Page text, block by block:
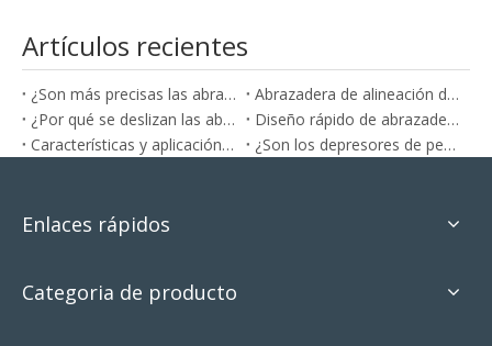
Artículos recientes
¿Son más precisas las abrazaderas de alineación de ruedas de precisión?
Abrazadera de alineación de ruedas de 3 puntos o de 4 puntos, ¿cuál es mejor?
¿Por qué se deslizan las abrazaderas de alineación y cómo solucionarlo?
Diseño rápido de abrazaderas: cómo aumenta la eficiencia de alineación en el taller
Características y aplicación de las abrazaderas de alineación de ruedas con cabezal magnético
¿Son los depresores de pedal de freno de aluminio mejores que los de acero?
Enlaces rápidos
Categoria de producto